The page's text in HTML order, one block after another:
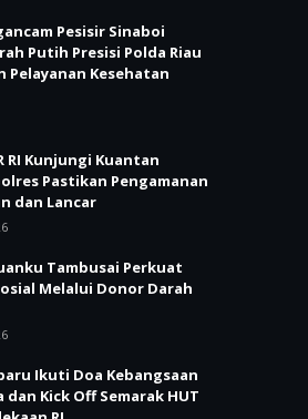
Pesisir Sinaboi
Putih Presisi Polda Riau
Pelayanan Kesehatan
RI Kunjungi Kuantan
Pastikan Pengamanan
dan Lancar
Tambusai Perkuat
Melalui Donor Darah
Ikuti Doa Kebangsaan
dan Kick Off Semarak HUT